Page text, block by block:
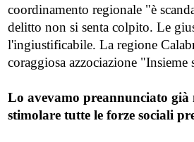
coordinamento regionale "è
delitto non si senta colpito. Le
l'ingiustificabile. La regione
coraggiosa azzociazione
Lo avevamo preannunciato già
stimolare tutte le forze sociali